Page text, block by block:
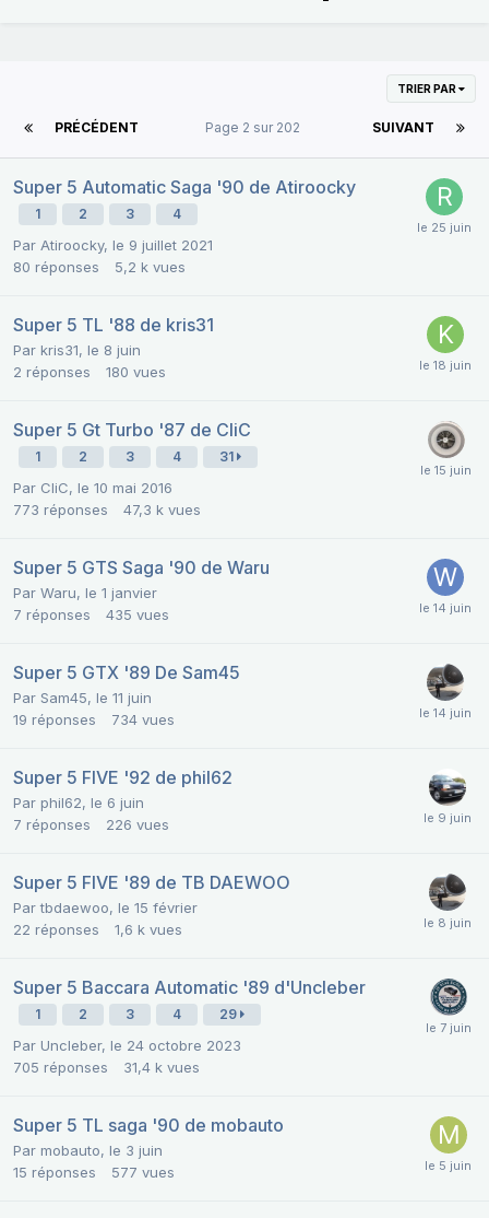
TRIER PAR
PRÉCÉDENT SUIVANT
Page 2 sur 202
Super 5 Automatic Saga '90 de Atiroocky
1 2 3 4
Par Atiroocky, le 9 juillet 2021
80 réponses 5,2 k vues
Super 5 TL '88 de kris31
Par kris31, le 8 juin
2 réponses 180 vues
Super 5 Gt Turbo '87 de CliC
1 2 3 4 31
Par CliC, le 10 mai 2016
773 réponses 47,3 k vues
Super 5 GTS Saga '90 de Waru
Par Waru, le 1 janvier
7 réponses 435 vues
Super 5 GTX '89 De Sam45
Par Sam45, le 11 juin
19 réponses 734 vues
Super 5 FIVE '92 de phil62
Par phil62, le 6 juin
7 réponses 226 vues
Super 5 FIVE '89 de TB DAEWOO
Partbdaewoo, le 15 février
22 réponses 1,6 k vues
Super 5 Baccara Automatic '89 d'Uncleber
1 2 3 4 29
Par Uncleber, le 24 octobre 2023
705 réponses 31,4 k vues
Super 5 TL saga '90 de mobauto
Par mobauto, le 3 juin
15 réponses 577 vues